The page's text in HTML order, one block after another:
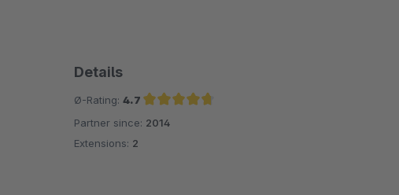
Details
Ø-Rating: 4.7
Average rating of 4.7 out of 5 stars
Partner since: 2014
Extensions: 2